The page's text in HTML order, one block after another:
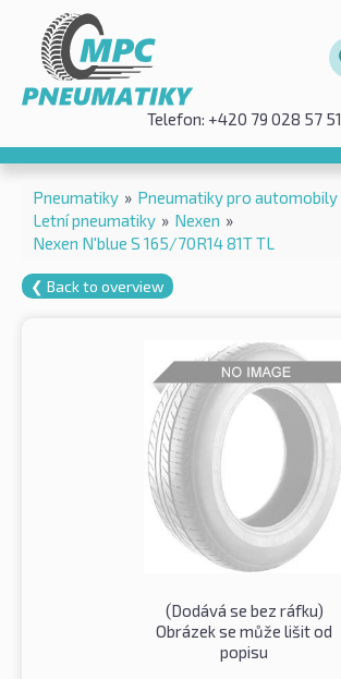
Telefon: +420 79 028 57 51
Pneumatiky » Pneumatiky pro automobily
Letní pneumatiky » Nexen »
Nexen N'blue S 165/70R14 81T TL
❮ Back to overview
(Dodává se bez ráfku)
Obrázek se může lišit od
popisu